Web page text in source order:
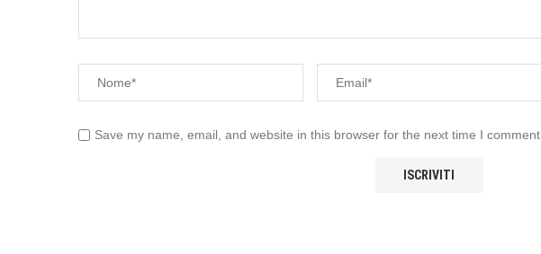
Save my name, email, and website in this browser for the next time I comment.